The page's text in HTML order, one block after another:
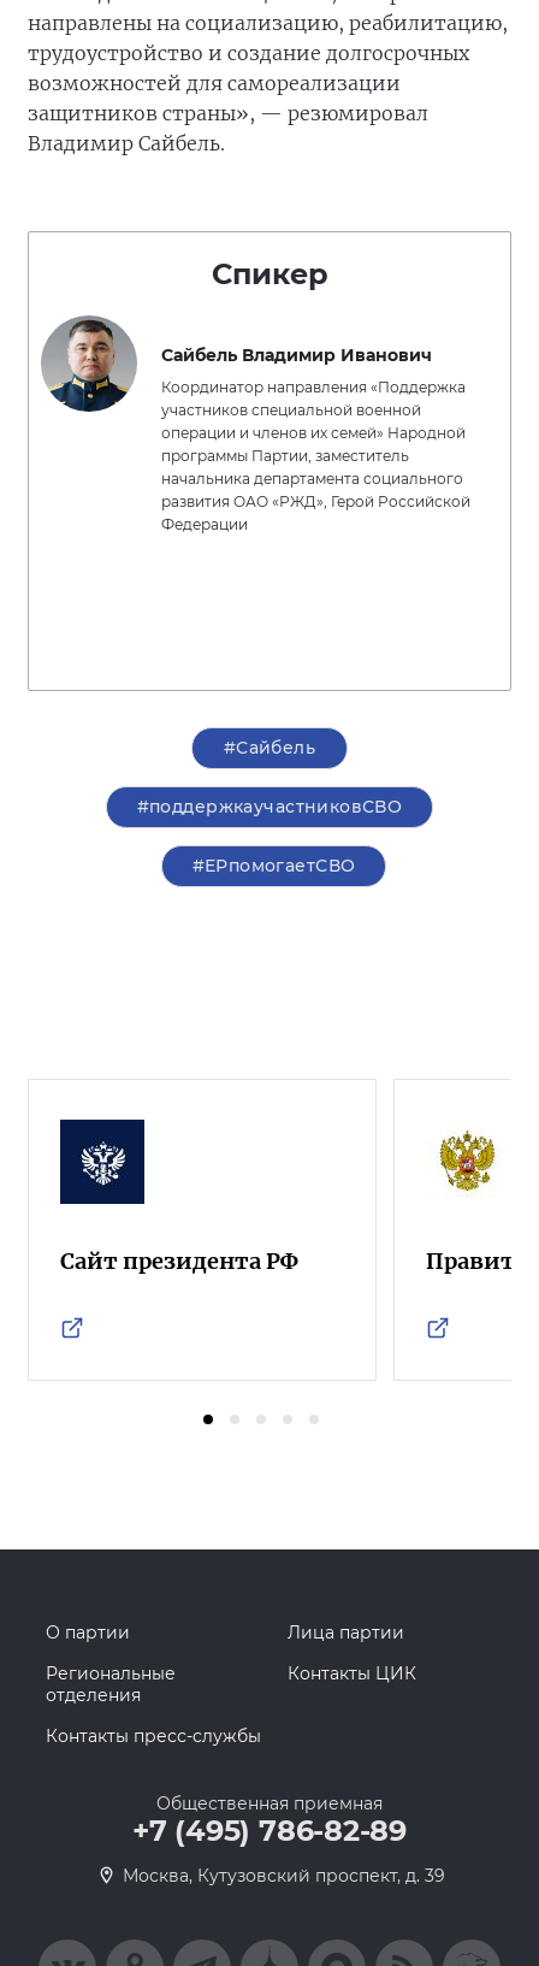
направлены на социализацию, реабилитацию,
трудоустройство и создание долгосрочных
возможностей для самореализации
защитников страны», — резюмировал
Владимир Сайбель.
Спикер
Сайбель Владимир Иванович
Координатор направления «Поддержка
участников специальной военной
операции и членов их семей» Народной
программы Партии, заместитель
начальника департамента социального
развития ОАО «РЖД», Герой Российской
Федерации
#Сайбель
#поддержкаучастниковСВО
#ЕРпомогаетСВО
Сайт президента РФ
О партии
Лица партии
Региональные
отделения
Контакты ЦИК
Контакты пресс-службы
Общественная приемная
+7 (495) 786-82-89
Москва, Кутузовский проспект, д. 39